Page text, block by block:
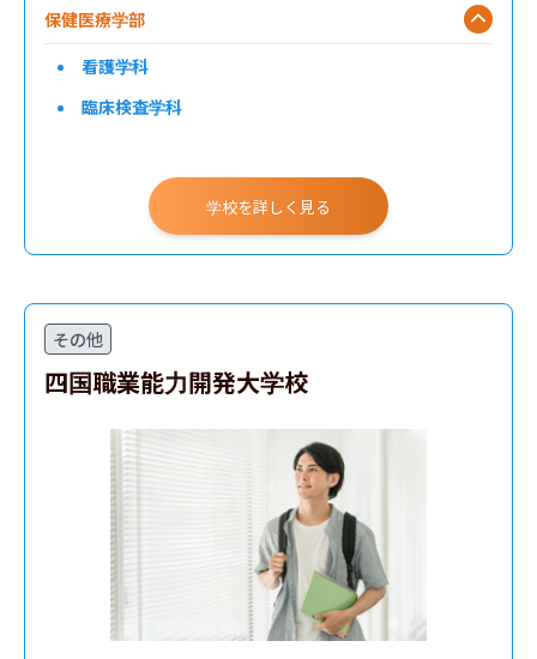
保健医療学部
看護学科
臨床検査学科
学校を詳しく見る
その他
四国職業能力開発大学校